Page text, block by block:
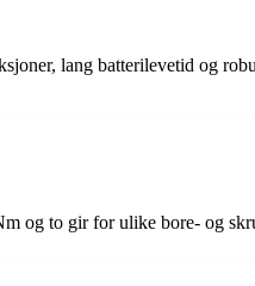
lang batterilevetid og
og to gir for ulike bore- og